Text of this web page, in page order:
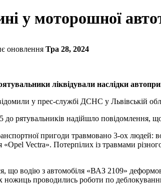
у моторошної
оновлення Тра 28, 2024
ліквідували наслідки
у прес-службі ДСНС у Львівській
до рятувальників надійшло повідомлення,
пригоди травмовано 3-ох людей:
Vectra». Потерпілих із травмами
що водію з автомобіля «ВАЗ 2109»
ножиць проводились роботи по